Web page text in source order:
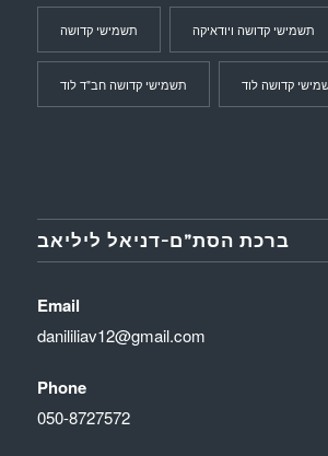
תשמישי קדושה תשמישי קדושה ויודאיקה
תשמישי קדושה חב"ד לוד קדושה לוד
ברכת הסת”ם-דניאל ליליאב
Email
danililiav12@gmail.com
Phone
050-8727572